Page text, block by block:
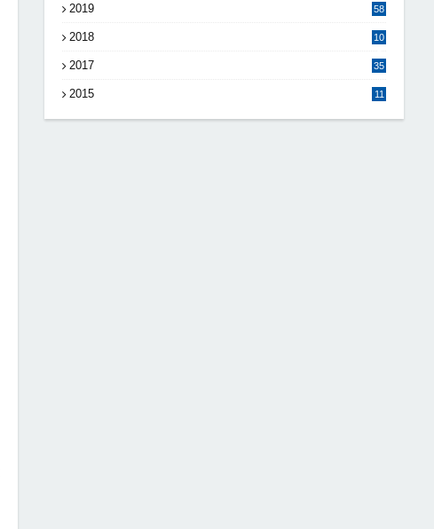
2019 58
2018
10
2017 35
2015 11